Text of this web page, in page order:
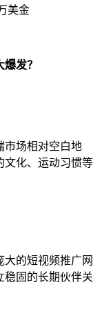
美金
发？
市场相对空白地
文化、运动习惯等
的短视频推广网
稳固的长期伙伴关